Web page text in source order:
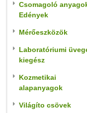
Csomagoló
Edények
Mérőeszközök
Laboratóriumi
kiegész
Kozmetikai
alapanyagok
Világíto csövek